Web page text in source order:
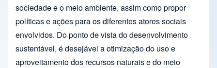
sociedade e o meio ambiente, assim como propor
políticas e ações para os diferentes atores sociais
envolvidos. Do ponto de vista do desenvolvimento
sustentável, é desejável a otimização do uso e
aproveitamento dos recursos naturais e do meio